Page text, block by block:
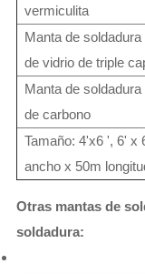
vermiculita
Manta de soldadura
de vidrio de triple
Manta de soldadura
de carbono
Tamaño: 4'x6 ', 6' x
ancho x 50m
Otras mantas de
soldadura: